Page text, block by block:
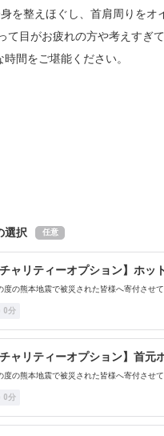
を整えほぐし、首肩周りをオ
て目がお疲れの方や考えすぎ
間をご堪能ください。
選択 任意
チャリティーオプション】ホッ
度の熊本地震で被災された皆様へ寄付させ
0分
チャリティーオプション】首元
度の熊本地震で被災された皆様へ寄付させ
0分